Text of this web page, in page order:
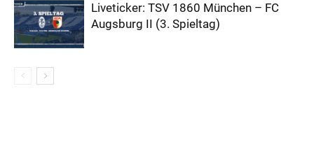
Liveticker: TSV 1860 München – FC
Augsburg II (3. Spieltag)